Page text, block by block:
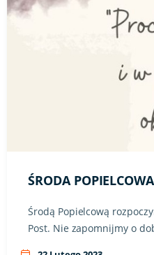
ŚRODA POPIELCOWA
Środą Popielcową
Post. Nie zapomnijmy o